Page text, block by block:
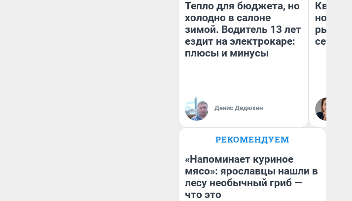
Тепло для бюджета, но
холодно в салоне
зимой. Водитель 13 лет
ездит на электрокаре:
плюсы и минусы
Денис Дедюхин
но
рынок
РЕКОМЕНДУЕМ
«Напоминает куриное
мясо»: ярославцы нашли в
лесу необычный гриб —
что это